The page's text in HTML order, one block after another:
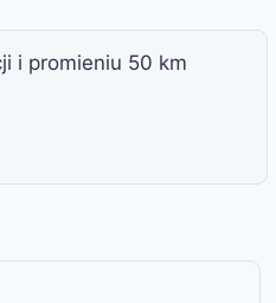
i promieniu 50 km